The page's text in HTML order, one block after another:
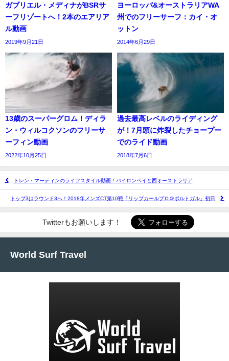
ガブリエル・メディナがBSRサ
ーフリゾートへ！2本のエアリア
ル動画
2019年9月21日
ヨーロッパ&オーストラリアWA
州でのフリーサーフ：カイ・オ
ットン
2014年6月29日
13歳のスーパーグロム！ディラ
ン・ウィルコクソンのフリーサ
ーフィン動画
2022年10月25日
過去最高レベルのライディング
が！7月頭に炸裂したチョープー
でのライド動画
2018年7月6日
トレン・マーティンのライフスタイル動画！バイロンベイと西オーストラリア
トップ3はラウンド3へ！2018年メンズCT第10戦「リップカールプロ＠ポルトガル」初日
Twitterもお願いします！
World Surf Travel